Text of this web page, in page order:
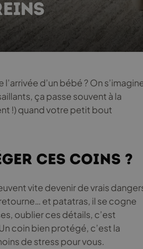
d’un bébé ? On
ça passe souvent à la
!) quand votre petit bout
ces coins ?
vite devenir de vrais
et patatras, il se cogne
oublier ces détails, c’est
coin bien protégé, c’est la
de stress pour vous.